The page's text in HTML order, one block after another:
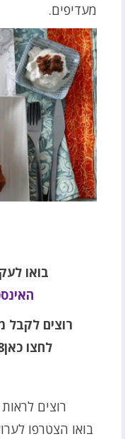
מעדיפים.
בואו
רוצים לקבל
לחצו כאן88–
רוצים
בואו הצטרפו